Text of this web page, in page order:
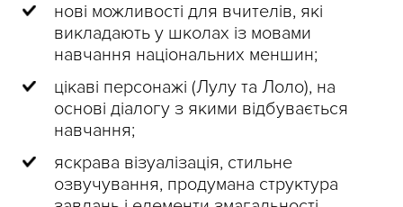
нові можливості для вчителів, які
викладають у школах із мовами
навчання національних меншин;
цікаві персонажі (Лулу та Лоло), на
основі діалогу з якими відбувається
навчання;
яскрава візуалізація, стильне
озвучування, продумана структура